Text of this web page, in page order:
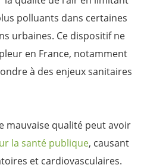
polluants dans certaines
urbaines. Ce dispositif ne
en France, notamment
à des enjeux sanitaires
mauvaise qualité peut avoir
la santé publique, causant
et cardiovasculaires.